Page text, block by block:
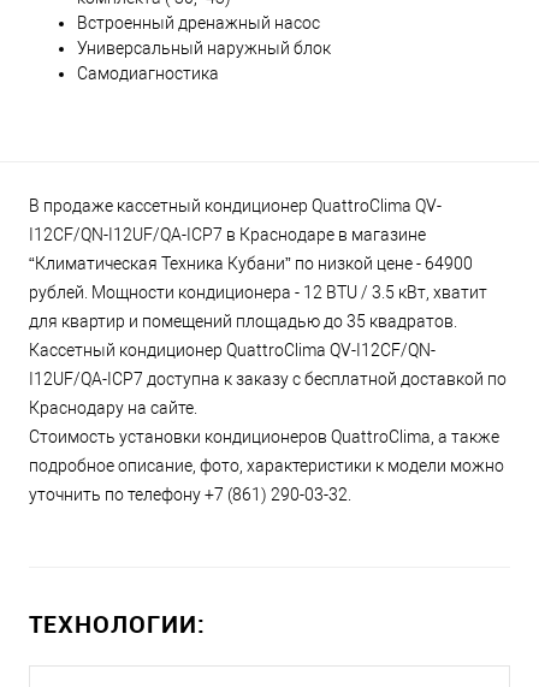
Встроенный дренажный насос
Универсальный наружный блок
Самодиагностика
В продаже кассетный кондиционер QuattroClima QV-
I12CF/QN-I12UF/QA-ICP7 в Краснодаре в магазине
“Климатическая Техника Кубани” по низкой цене - 64900
рублей. Мощности кондиционера - 12 BTU / 3.5 кВт, хватит
для квартир и помещений площадью до 35 квадратов.
Кассетный кондиционер QuattroClima QV-I12CF/QN-
I12UF/QA-ICP7 доступна к заказу с бесплатной доставкой по
Краснодару на сайте.
Стоимость установки кондиционеров QuattroClima, а также
подробное описание, фото, характеристики к модели можно
уточнить по телефону +7 (861) 290-03-32.
ТЕХНОЛОГИИ: